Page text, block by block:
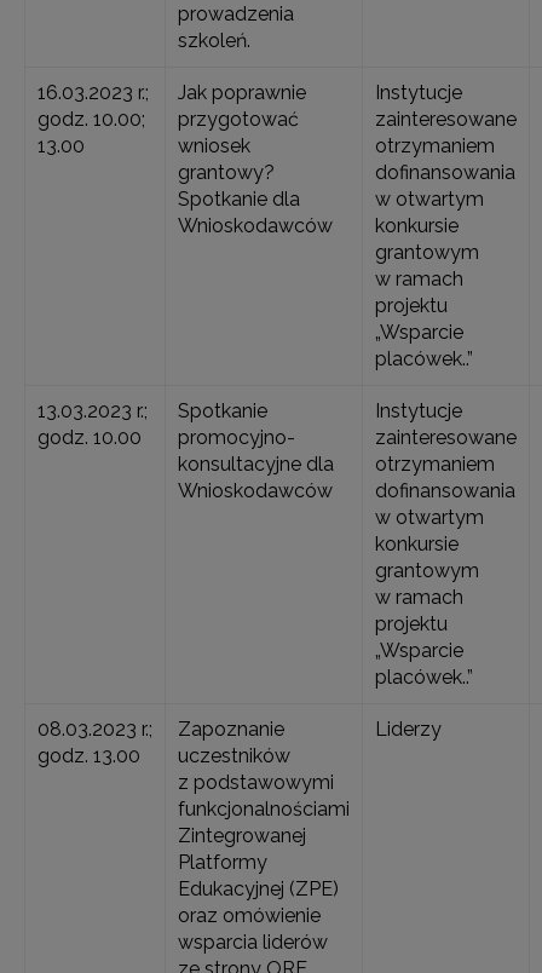
prowadzenia
szkoleń.
16.03.2023 r.;
godz. 10.00;
13.00
Jak poprawnie
przygotować
wniosek
grantowy?
Spotkanie dla
Wnioskodawców
Instytucje
zainteresowane
otrzymaniem
dofinansowania
w otwartym
konkursie
grantowym
w ramach
projektu
„Wsparcie
placówek..”
13.03.2023 r.;
godz. 10.00
Spotkanie
promocyjno-
konsultacyjne dla
Wnioskodawców
Instytucje
zainteresowane
otrzymaniem
dofinansowania
w otwartym
konkursie
grantowym
w ramach
projektu
„Wsparcie
placówek..”
08.03.2023 r.;
godz. 13.00
Zapoznanie
uczestników
z podstawowymi
funkcjonalnościami
Zintegrowanej
Platformy
Edukacyjnej (ZPE)
oraz omówienie
wsparcia liderów
Liderzy